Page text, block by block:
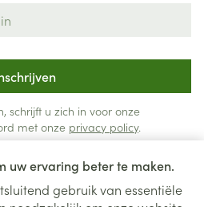
uw ervaring beter te maken.
gebruik van essentiële
schrijft u zich in voor onze
met onze privacy policy.